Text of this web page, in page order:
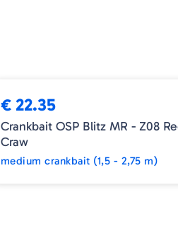
€ 22.35
Crankbait OSP Blitz MR - Z08
Craw
medium crankbait (1,5 - 2,75 m)